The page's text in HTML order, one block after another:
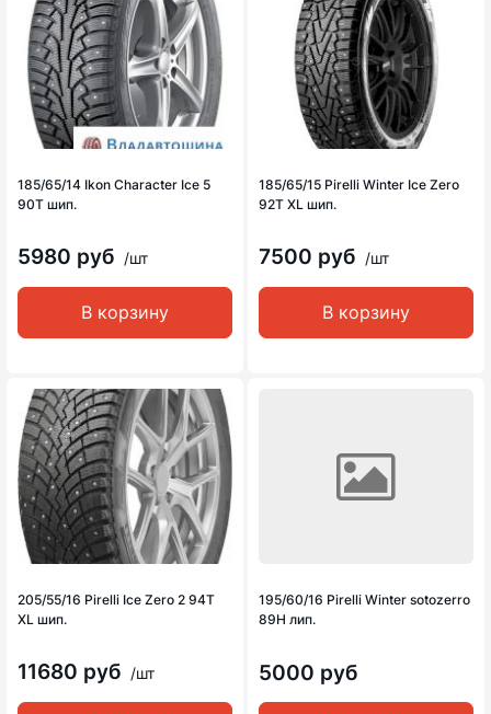
185/65/14 Ikon Character Ice 5
90T шип.
5980 руб /шт
В корзину
185/65/15 Pirelli Winter Ice Zero
92T XL шип.
7500 руб /шт
В корзину
205/55/16 Pirelli Ice Zero 2 94T
XL шип.
11680 руб /шт
195/60/16 Pirelli Winter sotozerro
89H лип.
5000 руб